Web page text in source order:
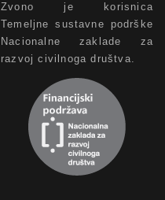
Zvono je korisnica
Temeljne sustavne podrške
Nacionalne zaklade za
razvoj civilnoga društva.